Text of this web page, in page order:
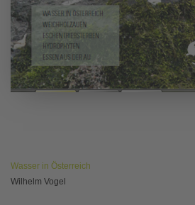
Wasser in Österreich
Wilhelm Vogel